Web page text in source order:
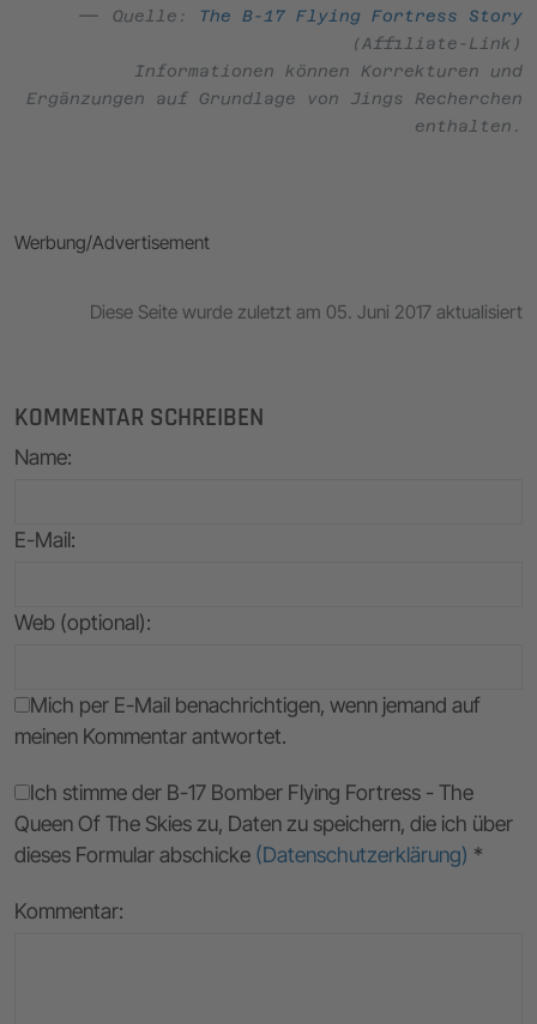
Quelle:
The B-17 Flying Fortress Story
(Affiliate-Link)
Informationen können Korrekturen und
Ergänzungen auf Grundlage von Jings Recherchen
enthalten.
Werbung/Advertisement
Diese Seite wurde zuletzt am 05. Juni 2017 aktualisiert
KOMMENTAR SCHREIBEN
Name:
E-Mail:
Web (optional):
Mich per E-Mail benachrichtigen, wenn jemand auf
meinen Kommentar antwortet.
Ich stimme der B-17 Bomber Flying Fortress - The
Queen Of The Skies zu, Daten zu speichern, die ich über
dieses Formular abschicke (Datenschutzerklärung) *
Kommentar: